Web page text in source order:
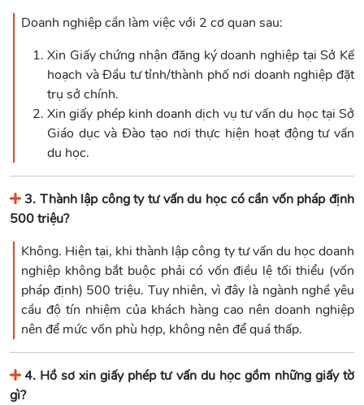
Doanh nghiệp cần làm việc với 2 cơ quan sau:
Xin Giấy chứng nhận đăng ký doanh nghiệp tại Sở Kế
hoạch và Đầu tư tỉnh/thành phố nơi doanh nghiệp đặt
trụ sở chính.
Xin giấy phép kinh doanh dịch vụ tư vấn du học tại Sở
Giáo dục và Đào tạo nơi thực hiện hoạt động tư vấn
du học.
3. Thành lập công ty tư vấn du học có cần vốn pháp định
500 triệu?
Không. Hiện tại, khi thành lập công ty tư vấn du học doanh
nghiệp không bắt buộc phải có vốn điều lệ tối thiểu (vốn
pháp định) 500 triệu. Tuy nhiên, vì đây là ngành nghề yêu
cầu độ tín nhiệm của khách hàng cao nên doanh nghiệp
nên để mức vốn phù hợp, không nên để quá thấp.
4. Hồ sơ xin giấy phép tư vấn du học gồm những giấy tờ
gì?